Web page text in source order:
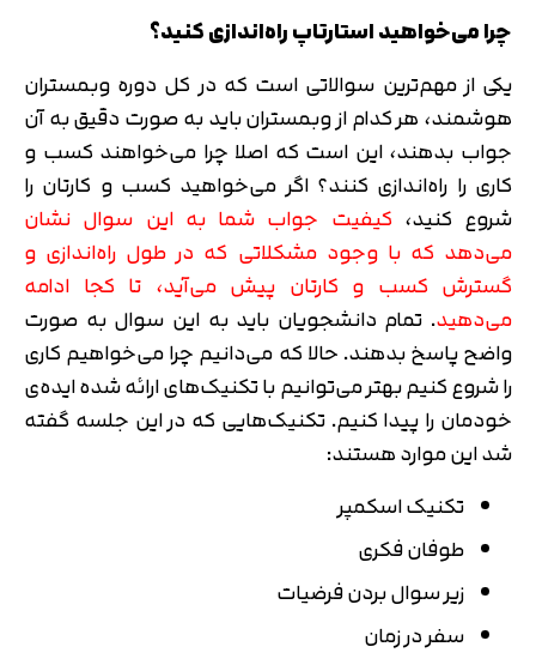
چرا می‌خواهید استارتاپ راه‌اندازی کنید؟
یکی از مهم‌ترین سوالاتی است که در کل دوره وبمستران
هوشمند، هر کدام از وبمستران باید به صورت دقیق به آن
جواب بدهند، این است که اصلا چرا می‌خواهند کسب و
کاری را راه‌اندازی کنند؟ اگر می‌خواهید کسب و کارتان را
شروع کنید، کیفیت جواب شما به این سوال نشان
می‌دهد که با وجود مشکلاتی که در طول راه‌اندازی و
گسترش کسب و کارتان پیش می‌آید، تا کجا ادامه
می‌دهید. تمام دانشجویان باید به این سوال به صورت
واضح پاسخ بدهند. حالا که می‌دانیم چرا می‌خواهیم کاری
را شروع کنیم بهتر می‌توانیم با تکنیک‌های ارائه شده ایده‌ی
خودمان را پیدا کنیم. تکنیک‌هایی که در این جلسه گفته
شد این موارد هستند:
تکنیک اسکمپر
طوفان فکری
زیر سوال بردن فرضیات
سفر در زمان